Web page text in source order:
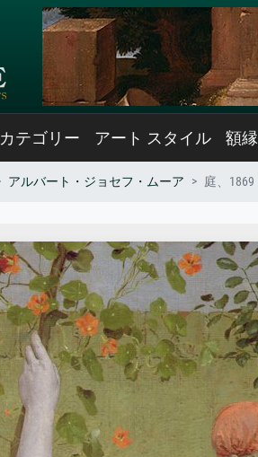
カテゴリー アート スタイル 額縁
アルバート・ジョセフ・ムーア 庭、1869